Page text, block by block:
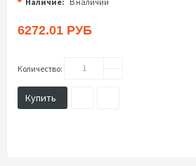
6272.01 РУБ
Количество:
Купить